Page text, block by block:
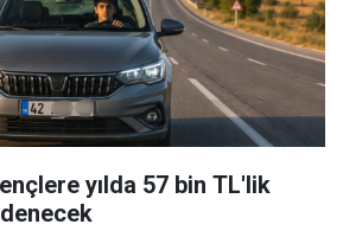
yılda 57 bin TL'lik